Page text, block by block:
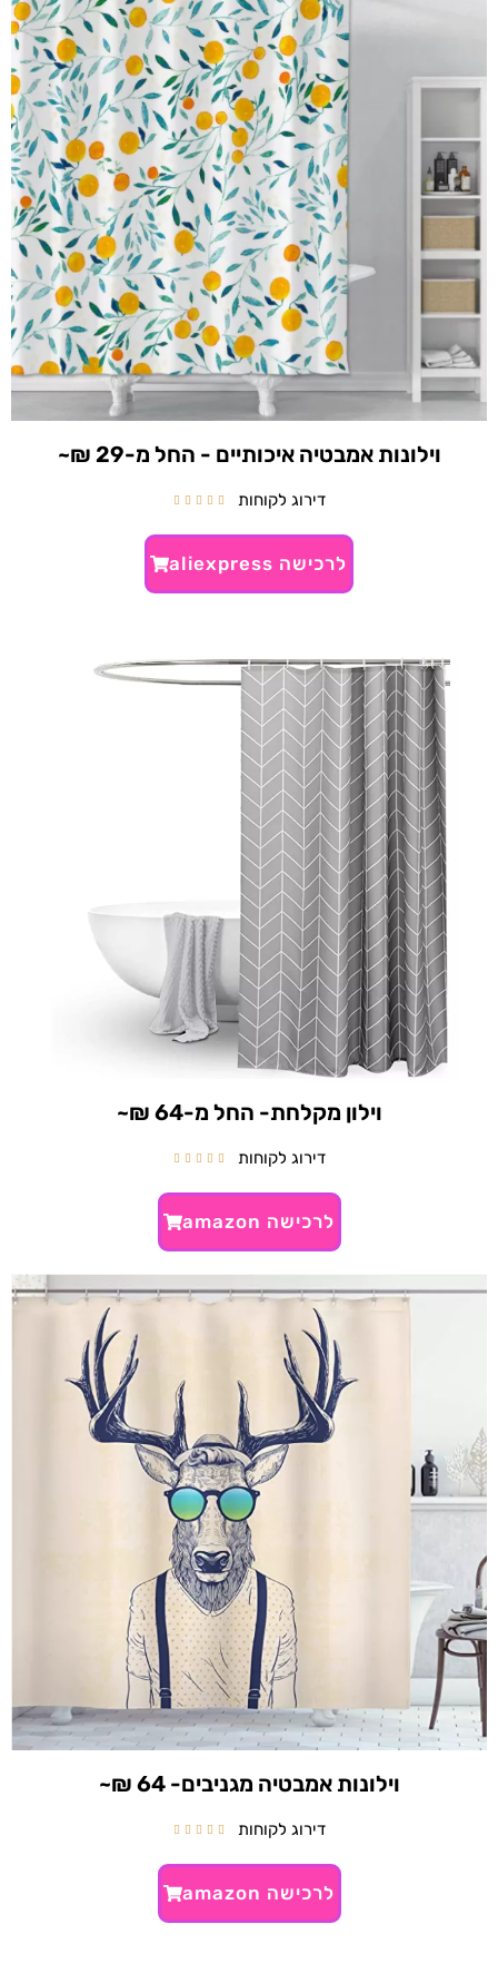
וילונות אמבטיה איכותיים - החל מ-29 ₪~
דירוג לקוחות 




לרכישה aliexpress
וילון מקלחת- החל מ-64 ₪~
דירוג לקוחות 




לרכישה amazon
וילונות אמבטיה מגניבים- 64 ₪~
דירוג לקוחות 




לרכישה amazon